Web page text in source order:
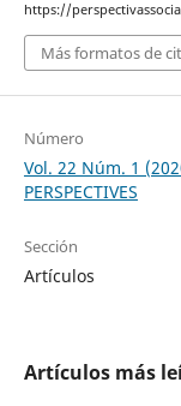
https://
Más formatos de
Número
Vol. 22 Núm. 1
PERSPECTIVES
Sección
Artículos
Artículos más